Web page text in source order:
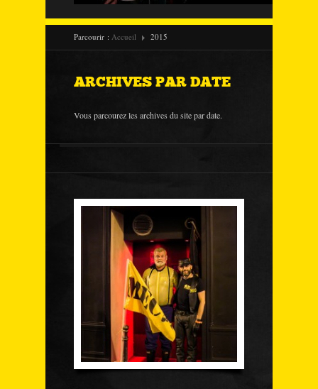
Parcourir : Accueil 2015
ARCHIVES PAR DATE
Vous parcourez les archives du site par date.